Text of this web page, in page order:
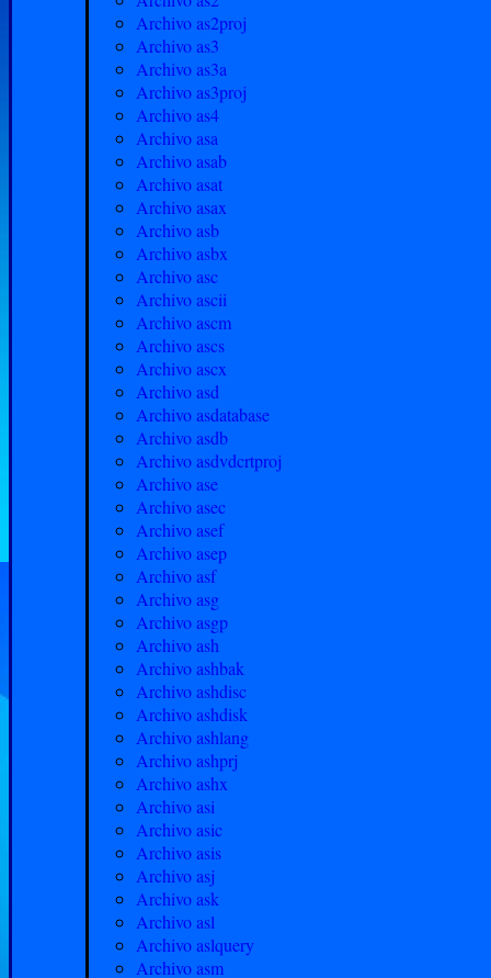
Archivo as2proj
Archivo as3
Archivo as3a
Archivo as3proj
Archivo as4
Archivo asa
Archivo asab
Archivo asat
Archivo asax
Archivo asb
Archivo asbx
Archivo asc
Archivo ascii
Archivo ascm
Archivo ascs
Archivo ascx
Archivo asd
Archivo asdatabase
Archivo asdb
Archivo asdvdcrtproj
Archivo ase
Archivo asec
Archivo asef
Archivo asep
Archivo asf
Archivo asg
Archivo asgp
Archivo ash
Archivo ashbak
Archivo ashdisc
Archivo ashdisk
Archivo ashlang
Archivo ashprj
Archivo ashx
Archivo asi
Archivo asic
Archivo asis
Archivo asj
Archivo ask
Archivo asl
Archivo aslquery
Archivo asm